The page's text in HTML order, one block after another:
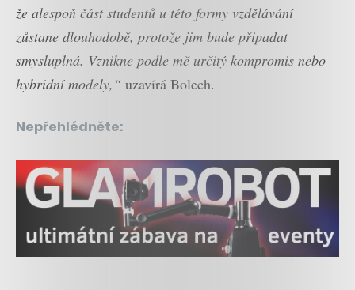
že alespoň část studentů u této formy vzdělávání
zůstane dlouhodobě, protože jim bude připadat
smysluplná. Vznikne podle mě určitý kompromis nebo
hybridní modely,“ uzavírá Bolech.
Nepřehlédněte: